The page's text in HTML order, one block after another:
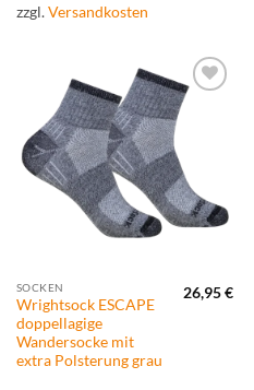
zzgl.Versandkosten
Zur
Wunschliste
hinzufügen
SOCKEN
Wrightsock ESCAPE
doppellagige
Wandersocke mit
extra Polsterung grau
26,95€